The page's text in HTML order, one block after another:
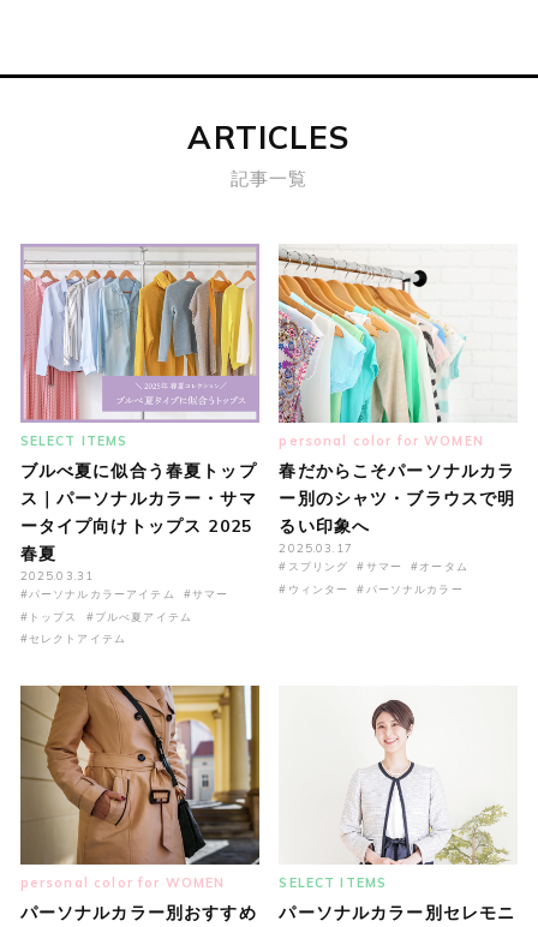
ARTICLES
記事一覧
SELECT ITEMS
ブルべ夏に似合う春夏トップ
ス｜パーソナルカラー・サマ
ータイプ向けトップス 2025
春夏
2025.03.31
#パーソナルカラーアイテム
#サマー
#トップス
#ブルべ夏アイテム
#セレクトアイテム
personal color for WOMEN
春だからこそパーソナルカラ
ー別のシャツ・ブラウスで明
るい印象へ
2025.03.17
#スプリング
#サマー
#オータム
#ウィンター
#パーソナルカラー
personal color for WOMEN
パーソナルカラー別おすすめ
SELECT ITEMS
パーソナルカラー別セレモニ